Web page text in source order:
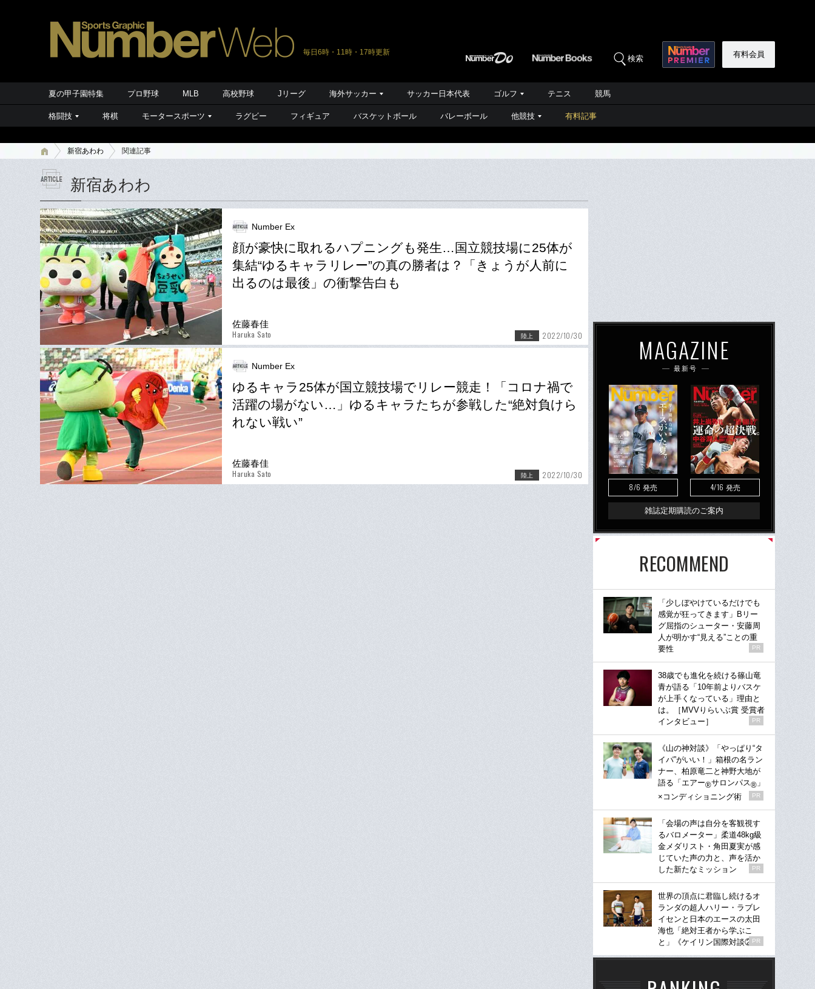
毎日6時・11時・17時更新
検索 有料会員
夏の甲子園特集 プロ野球 MLB 高校野球 Jリーグ 海外サッカー サッカー日本代表 ゴルフ テニス 競馬
格闘技 将棋 モータースポーツ ラグビー フィギュア バスケットボール バレーボール 他競技 有料記事
新宿あわわ 関連記事
新宿あわわ
Number Ex
顔が豪快に取れるハプニングも発生…国立競技場に25体が
集結“ゆるキャラリレー”の真の勝者は？「きょうが人前に
出るのは最後」の衝撃告白も
佐藤春佳
Haruka Sato 陸上 2022/10/30
Number Ex
ゆるキャラ25体が国立競技場でリレー競走！「コロナ禍で
活躍の場がない…」ゆるキャラたちが参戦した“絶対負けら
れない戦い”
佐藤春佳
Haruka Sato 陸上 2022/10/30
MAGAZINE
最新号
8/6 発売 4/16 発売
雑誌定期購読のご案内
RECOMMEND
「少しぼやけているだけでも
感覚が狂ってきます」Bリー
グ屈指のシューター・安藤周
人が明かす“見える”ことの重
要性
PR
38歳でも進化を続ける篠山竜
青が語る「10年前よりバスケ
が上手くなっている」理由と
は。［MVVりらいぶ賞 受賞者
インタビュー］
PR
《山の神対談》「やっぱり“タ
イパ”がいい！」箱根の名ラン
ナー、柏原竜二と神野大地が
語る「エアー®サロンパス® 」
×コンディショニング術
PR
「会場の声は自分を客観視す
るバロメーター」柔道48kg級
金メダリスト・角田夏実が感
じていた声の力と、声を活か
した新たなミッション
PR
世界の頂点に君臨し続けるオ
ランダの超人ハリー・ラブレ
イセンと日本のエースの太田
海也「絶対王者から学ぶこ
と」《ケイリン国際対談②》
PR